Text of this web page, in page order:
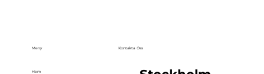
Meny
Hem
Kontakta Oss